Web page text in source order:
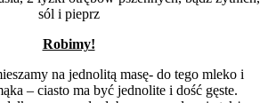
sól i pieprz
Robimy!
na jednolitą masę- do tego mleko i
– ciasto ma być jednolite i dość gęste.